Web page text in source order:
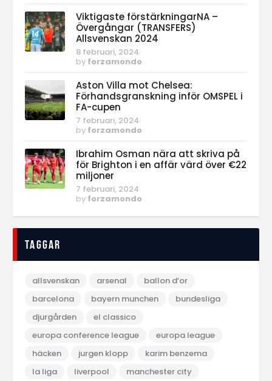
Viktigaste förstärkningarNA –
Övergångar (TRANSFERS)
Allsvenskan 2024
8 februari, 2024
by forzamondo
Aston Villa mot Chelsea:
Förhandsgranskning inför OMSPEL i
FA-cupen
7 februari, 2024
by forzamondo
Ibrahim Osman nära att skriva på
för Brighton i en affär värd över €22
miljoner
7 februari, 2024
by forzamondo
Taggar
allsvenskan arsenal
ballon d‘or
barcelona
bayern munchen
bundesliga
djurgården
el classico
europa conference league
europa league
häcken
jurgen klopp
karim benzema
la liga
liverpool
manchester city